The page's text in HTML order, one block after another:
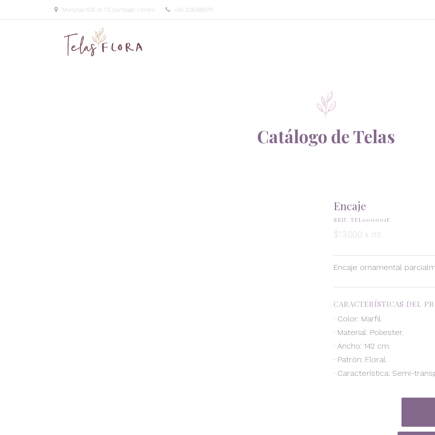
Monjitas 626 of 73, Santiago Centro. +56 226388378
Catálogo de Telas
Encaje
SKU: TFL000001E
$13.000 x mt.
Encaje ornamental
CARACTERÍSTICAS DEL
· Color: Marfil.
· Material: Poliester.
· Ancho: 142 cm.
· Patrón: Floral.
· Característica: Semi-